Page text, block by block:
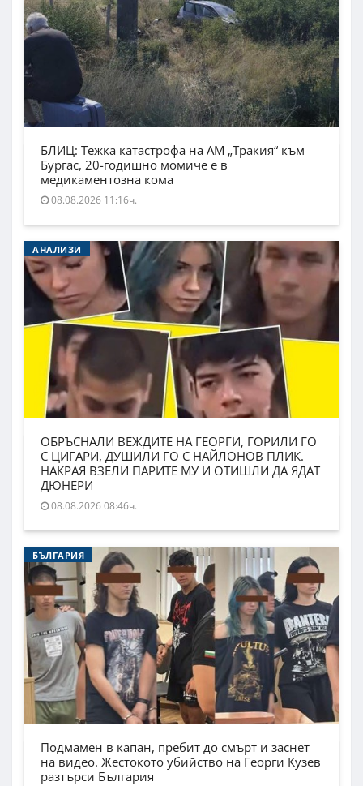
БЛИЦ: Тежка катастрофа на АМ „Тракия“ към
Бургас, 20-годишно момиче е в
медикаментозна кома
08.08.2026 11:16ч.
АНАЛИЗИ
ОБРЪСНАЛИ ВЕЖДИТЕ НА ГЕОРГИ, ГОРИЛИ ГО
С ЦИГАРИ, ДУШИЛИ ГО С НАЙЛОНОВ ПЛИК.
НАКРАЯ ВЗЕЛИ ПАРИТЕ МУ И ОТИШЛИ ДА ЯДАТ
ДЮНЕРИ
08.08.2026 08:46ч.
БЪЛГАРИЯ
Подмамен в капан, пребит до смърт и заснет
на видео. Жестокото убийство на Георги Кузев
разтърси България